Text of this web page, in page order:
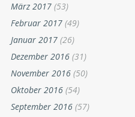
März 2017 (53)
Februar 2017 (49)
Januar 2017 (26)
Dezember 2016 (31)
November 2016 (50)
Oktober 2016 (54)
September 2016 (57)